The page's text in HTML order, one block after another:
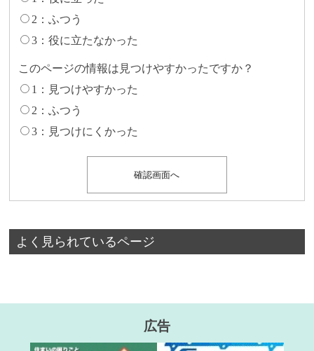
2：ふつう
3：役に立たなかった
このページの情報は見つけやすかったですか？
1：見つけやすかった
2：ふつう
3：見つけにくかった
よく見られているページ
広告